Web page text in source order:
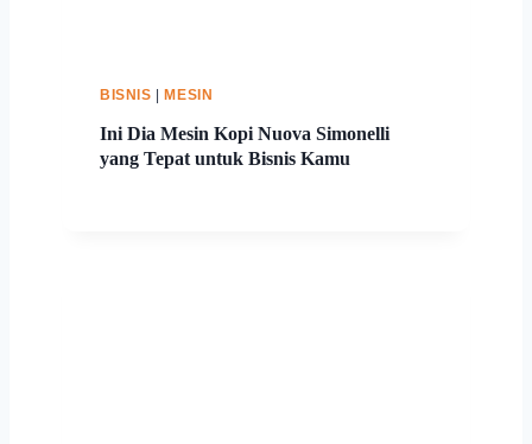
BISNIS MESIN
Ini Dia Mesin Kopi Nuova Simonelli
yang Tepat untuk Bisnis Kamu